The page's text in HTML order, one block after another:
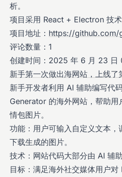
析。
项目采用 React + Electron 技术
项目地址： https://github.com/
评论数量：1
创建时间：2025 年 6 月 23 日
新手第一次做出海网站，上线了
新手开发者利用 AI 辅助编写代
Generator 的海外网站，帮助用
情包图片。
功能：用户可输入自定义文本
下载生成的图片。
技术：网站代码大部分由 AI 辅助
目标：满足海外社交媒体用户